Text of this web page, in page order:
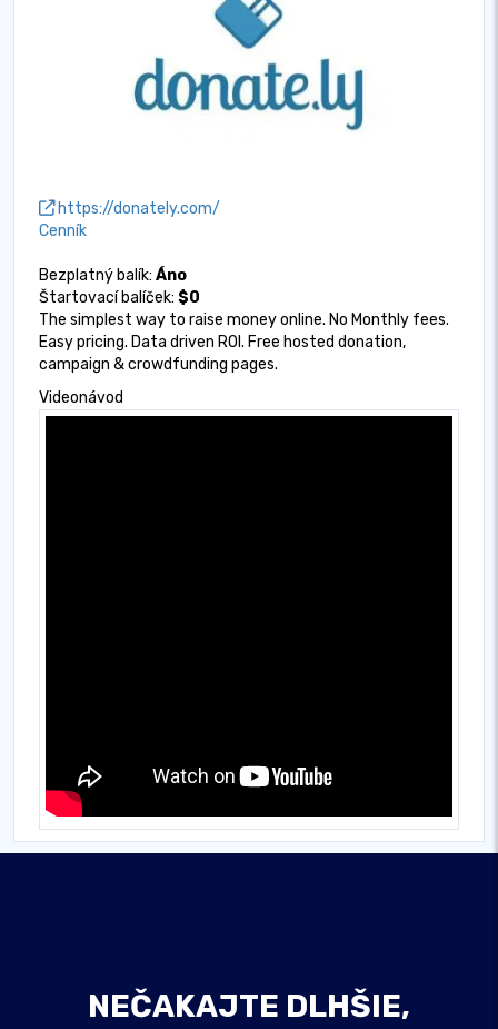
https://donately.com/
Cenník
Bezplatný balík: Áno
Štartovací balíček: $0
The simplest way to raise money online. No Monthly fees.
Easy pricing. Data driven ROI. Free hosted donation,
campaign & crowdfunding pages.
Videonávod
NEČAKAJTE DLHŠIE,